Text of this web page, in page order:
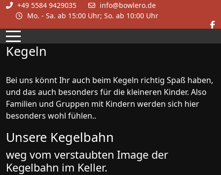
+49 5584 9429035
info@bowlero.de
Mo. - Sa. ab 15:00 Uhr; So. ab 10:00 Uhr
Mobile Menu Toggle
Kegeln
Bei uns könnt Ihr auch beim Kegeln richtig Spaß haben,
und das auch besonders für die kleineren Kinder. Also
Familien und Gruppen mit Kindern werden sich hier
besonders wohl fühlen..
Unsere Kegelbahn
weg vom verstaubten Image der
Kegelbahn im Keller.